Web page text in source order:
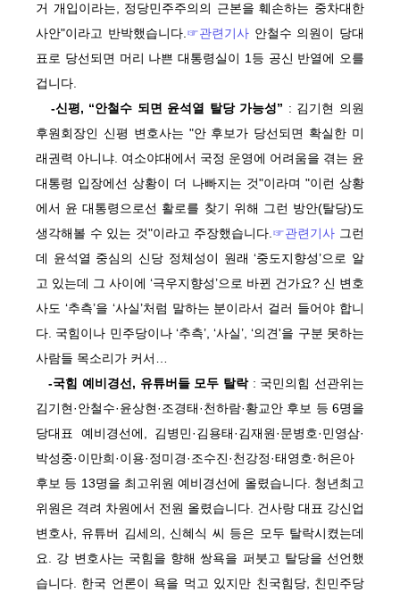
거 개입이라는, 정당민주주의의 근본을 훼손하는 중차대한
사안"이라고 반박했습니다. ☞관련기사안철수 의원이 당대
표로 당선되면 머리 나쁜 대통령실이 1등 공신 반열에 오를
겁니다.
-신평, “안철수 되면 윤석열 탈당 가능성” : 김기현 의원
후원회장인 신평 변호사는 "안 후보가 당선되면 확실한 미
래권력 아니냐. 여소야대에서 국정 운영에 어려움을 겪는 윤
대통령 입장에선 상황이 더 나빠지는 것"이라며 "이런 상황
에서 윤 대통령으로선 활로를 찾기 위해 그런 방안(탈당)도
생각해볼 수 있는 것"이라고 주장했습니다. ☞관련기사 그런
데 윤석열 중심의 신당 정체성이 원래 ‘중도지향성’으로 알
고 있는데 그 사이에 ‘극우지향성’으로 바뀐 건가요? 신 변호
사도 ‘추측’을 ‘사실’처럼 말하는 분이라서 걸러 들어야 합니
다. 국힘이나 민주당이나 ‘추측’, ‘사실’, ‘의견'을 구분 못하는
사람들 목소리가 커서…
-국힘 예비경선, 유튜버들 모두 탈락: 국민의힘 선관위는
김기현·안철수·윤상현·조경태·천하람·황교안 후보 등 6명을
당대표 예비경선에, 김병민·김용태·김재원·문병호·민영삼·
박성중·이만희·이용·정미경·조수진·천강정·태영호·허은아
후보 등 13명을 최고위원 예비경선에 올렸습니다. 청년최고
위원은 격려 차원에서 전원 올렸습니다. 건사랑 대표 강신업
변호사, 유튜버 김세의, 신혜식 씨 등은 모두 탈락시켰는데
요. 강 변호사는 국힘을 향해 쌍욕을 퍼붓고 탈당을 선언했
습니다. 한국 언론이 욕을 먹고 있지만 친국힘당, 친민주당